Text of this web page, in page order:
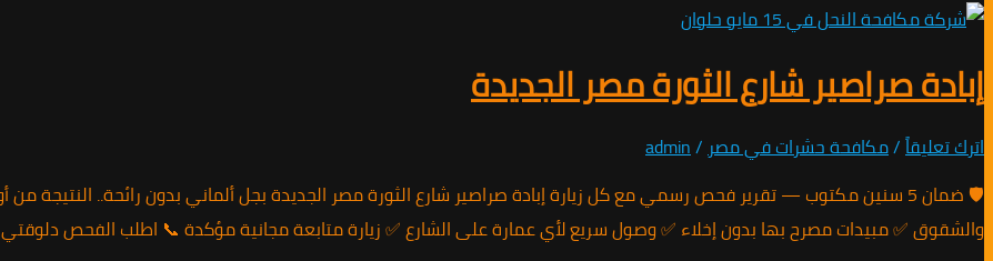
إبادة صراصير شارع الثورة مصر الجديدة
اترك تعليقاً/مكافحة حشرات في مصر/
admin
والشقوق ✅ مبيدات مصرح بها بدون إخلاء ✅ وصول سريع لأي عمارة على الشارع ✅ زيارة متابعة مجانية مؤكدة 📞 اطلب الفحص دلوقتي